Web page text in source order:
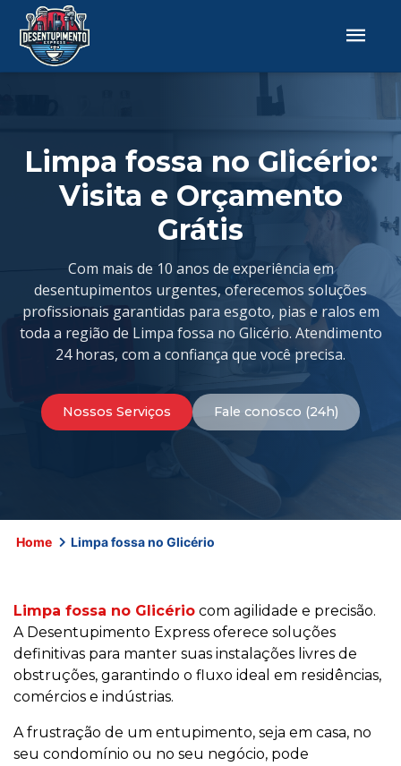
Limpa fossa no Glicério:
Visita e Orçamento
Grátis
Com mais de 10 anos de experiência em
desentupimentos urgentes, oferecemos soluções
profissionais garantidas para esgoto, pias e ralos em
toda a região de Limpa fossa no Glicério. Atendimento
24 horas, com a confiança que você precisa.
Nossos Serviços Fale conosco (24h)
Home Limpa fossa no Glicério
Limpa fossa no Glicério com agilidade e precisão.
A Desentupimento Express oferece soluções
definitivas para manter suas instalações livres de
obstruções, garantindo o fluxo ideal em residências,
comércios e indústrias.
A frustração de um entupimento, seja em casa, no
seu condomínio ou no seu negócio, pode